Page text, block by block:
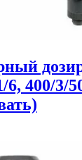
6, 400/3/